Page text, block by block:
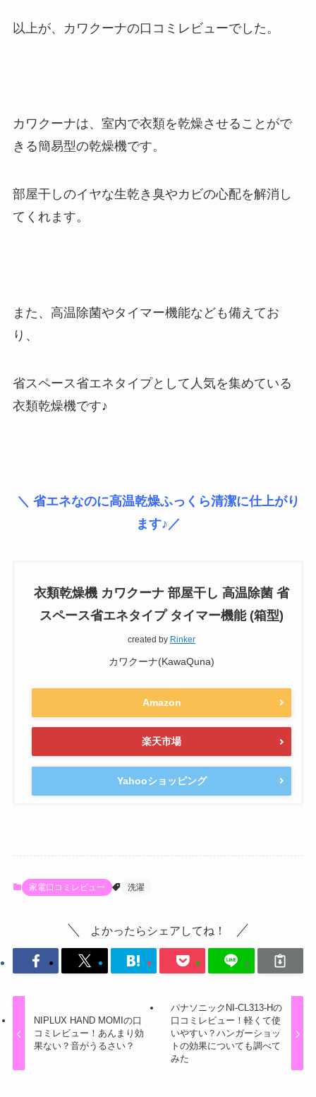
以上が、カワクーナの口コミレビューでした。
カワクーナは、室内で衣類を乾燥させることがで
きる簡易型の乾燥機です。
部屋干しのイヤな生乾き臭やカビの心配を解消し
てくれます。
また、高温除菌やタイマー機能なども備えてお
り、
省スペース省エネタイプとして人気を集めている
衣類乾燥機です♪
＼ 省エネなのに高温乾燥ふっくら清潔に仕上がり
ます♪／
衣類乾燥機 カワクーナ 部屋干し 高温除菌 省
スペース省エネタイプ タイマー機能 (箱型)
created by Rinker
カワクーナ(KawaQuna)
Amazon
楽天市場
Yahooショッピング
家電口コミレビュー 洗濯
よかったらシェアしてね！
NIPLUX HAND MOMIの口
コミレビュー！あんまり効
果ない？音がうるさい？
パナソニックNI-CL313-Hの
口コミレビュー！軽くて使
いやすい？ハンガーショッ
トの効果についても調べて
みた